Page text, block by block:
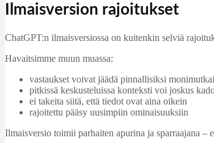
Ilmaisversion rajoitukset
ChatGPT:n ilmaisversiossa on kuitenkin selviä
Havaitsimme muun muassa:
vastaukset voivat jäädä pinnallisiksi
pitkissä keskusteluissa konteksti voi joskus
ei takeita siitä, että tiedot ovat aina oikein
rajoitettu pääsy uusimpiin ominaisuuksiin
Ilmaisversio toimii parhaiten apurina ja sparraajana –